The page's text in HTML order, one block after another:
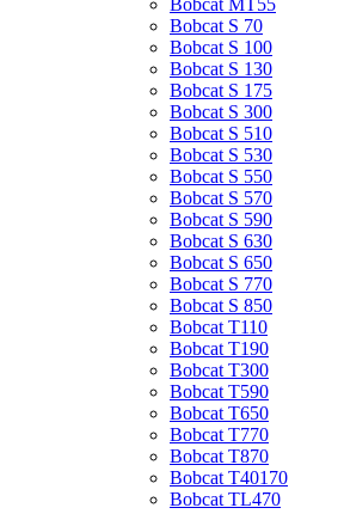
Bobcat MT55
Bobcat S 70
Bobcat S 100
Bobcat S 130
Bobcat S 175
Bobcat S 300
Bobcat S 510
Bobcat S 530
Bobcat S 550
Bobcat S 570
Bobcat S 590
Bobcat S 630
Bobcat S 650
Bobcat S 770
Bobcat S 850
Bobcat T110
Bobcat T190
Bobcat T300
Bobcat T590
Bobcat T650
Bobcat T770
Bobcat T870
Bobcat T40170
Bobcat TL470